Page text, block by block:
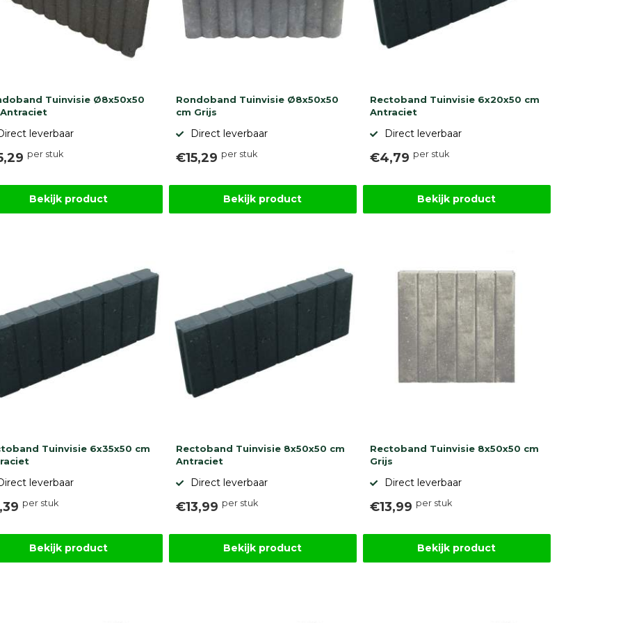
Tuinvisie Ø8x50x50
leverbaar
per stuk
Bekijk product
Rondoband Tuinvisie Ø8x50x50
cm Grijs
Direct leverbaar
€15,29 per stuk
Bekijk product
Rectoband Tuinvisie 6x20x50 cm
Antraciet
Direct leverbaar
€4,79 per stuk
Bekijk product
Tuinvisie 6x35x50 cm
leverbaar
per stuk
Bekijk product
Rectoband Tuinvisie 8x50x50 cm
Antraciet
Direct leverbaar
€13,99 per stuk
Bekijk product
Rectoband Tuinvisie 8x50x50 cm
Grijs
Direct leverbaar
€13,99 per stuk
Bekijk product